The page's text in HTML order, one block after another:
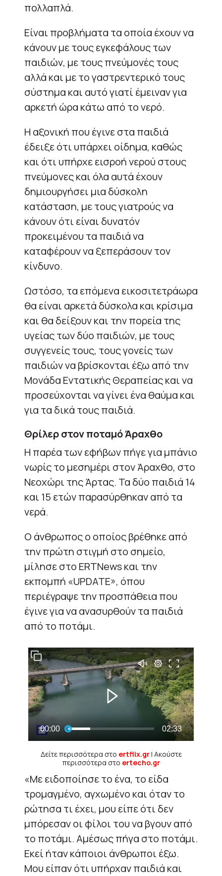
πολλαπλά.
Είναι προβλήματα τα οποία έχουν να
κάνουν με τους εγκεφάλους των
παιδιών, με τους πνεύμονές τους
αλλά και με το γαστρεντερικό τους
σύστημα και αυτό γιατί έμειναν για
αρκετή ώρα κάτω από το νερό.
Η αξονική που έγινε στα παιδιά
έδειξε ότι υπάρχει οίδημα, καθώς
και ότι υπήρχε εισροή νερού στους
πνεύμονες και όλα αυτά έχουν
δημιουργήσει μια δύσκολη
κατάσταση, με τους γιατρούς να
κάνουν ότι είναι δυνατόν
προκειμένου τα παιδιά να
καταφέρουν να ξεπεράσουν τον
κίνδυνο.
Ωστόσο, τα επόμενα εικοσιτετράωρα
θα είναι αρκετά δύσκολα και κρίσιμα
και θα δείξουν και την πορεία της
υγείας των δύο παιδιών, με τους
συγγενείς τους, τους γονείς των
παιδιών να βρίσκονται έξω από την
Μονάδα Εντατικής Θεραπείας και να
προσεύχονται να γίνει ένα θαύμα και
για τα δικά τους παιδιά.
Θρίλερ στον ποταμό Άραχθο
Η παρέα των εφήβων πήγε για μπάνιο
νωρίς το μεσημέρι στον Άραχθο, στο
Νεοχώρι της Άρτας. Τα δύο παιδιά 14
και 15 ετών παρασύρθηκαν από τα
νερά.
Ο άνθρωπος ο οποίος βρέθηκε από
την πρώτη στιγμή στο σημείο,
μίλησε στο ERTNews και την
εκπομπή «UPDATE», όπου
περιέγραψε την προσπάθεια που
έγινε για να ανασυρθούν τα παιδιά
από το ποτάμι.
Δείτε περισσότερα στο ertflix.gr| Ακούστε
περισσότερα στο ertecho.gr
«Με ειδοποίησε το ένα, το είδα
τρομαγμένο, αγχωμένο και όταν το
ρώτησα τι έχει, μου είπε ότι δεν
μπόρεσαν οι φίλοι του να βγουν από
το ποτάμι. Αμέσως πήγα στο ποτάμι.
Εκεί ήταν κάποιοι άνθρωποι έξω.
Μου είπαν ότι υπήρχαν παιδιά και